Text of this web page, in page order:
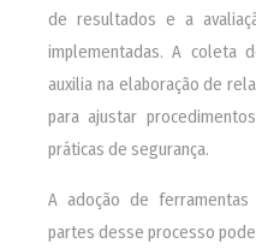
de resultados e a
implementadas. A coleta
auxilia na elaboração de
para ajustar
práticas de segurança.
A adoção de ferramentas
partes desse processo